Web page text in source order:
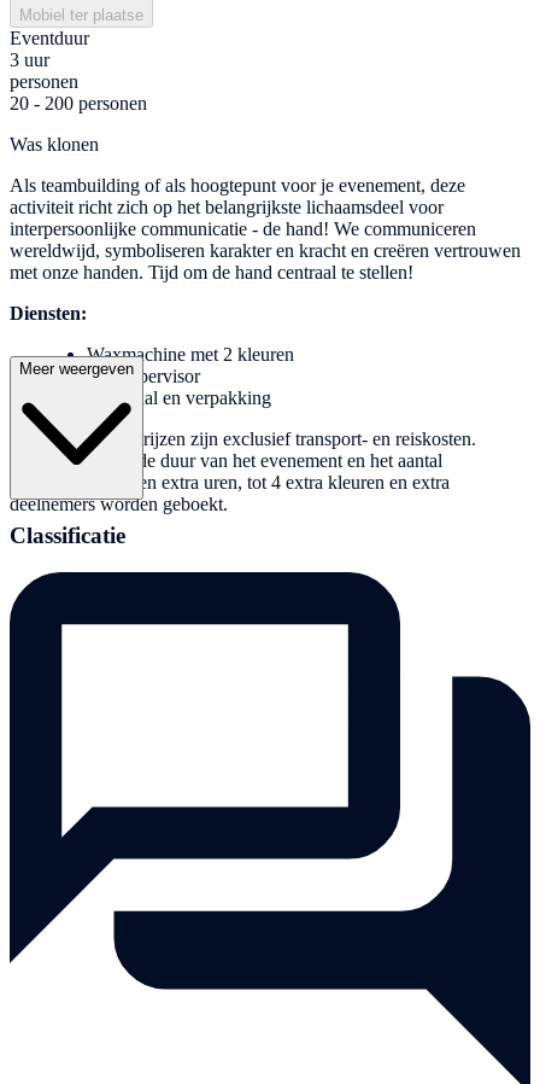
Mobiel ter plaatse
Eventduur
3 uur
personen
20 - 200 personen
Was klonen
Als teambuilding of als hoogtepunt voor je evenement, deze
activiteit richt zich op het belangrijkste lichaamsdeel voor
interpersoonlijke communicatie - de hand! We communiceren
wereldwijd, symboliseren karakter en kracht en creëren vertrouwen
met onze handen. Tijd om de hand centraal te stellen!
Diensten:
Waxmachine met 2 kleuren
Een supervisor
Materiaal en verpakking
Opmerking: De prijzen zijn exclusief transport- en reiskosten.
Afhankelijk van de duur van het evenement en het aantal
deelnemers kunnen extra uren, tot 4 extra kleuren en extra
deelnemers worden geboekt.
Meer weergeven
Classificatie